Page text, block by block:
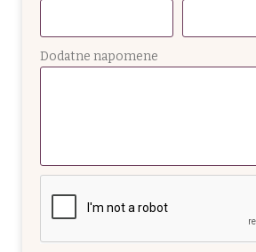
Dodatne napomene